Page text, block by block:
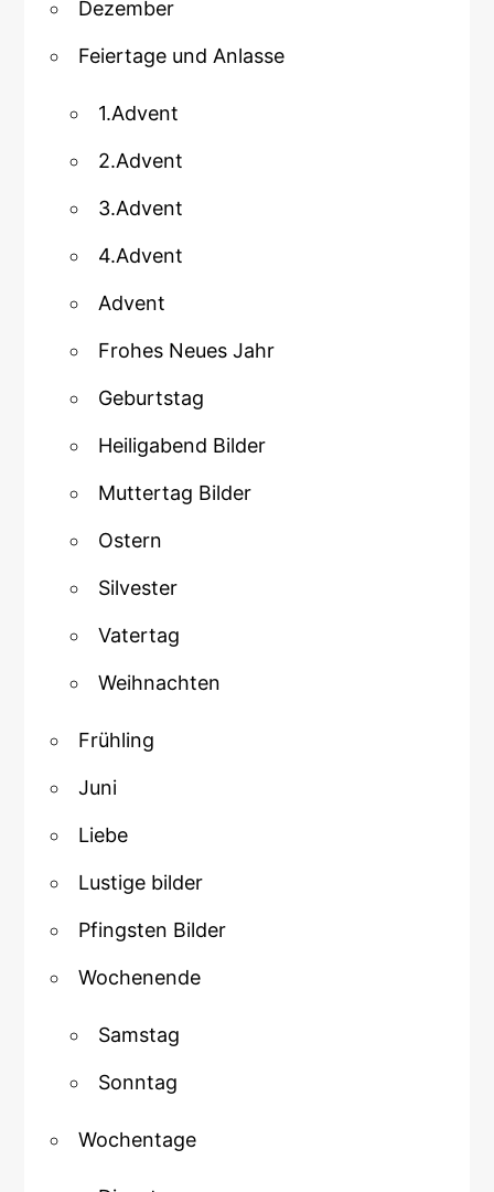
Dezember
Feiertage und Anlasse
1.Advent
2.Advent
3.Advent
4.Advent
Advent
Frohes Neues Jahr
Geburtstag
Heiligabend Bilder
Muttertag Bilder
Ostern
Silvester
Vatertag
Weihnachten
Frühling
Juni
Liebe
Lustige bilder
Pfingsten Bilder
Wochenende
Samstag
Sonntag
Wochentage